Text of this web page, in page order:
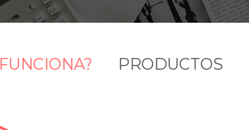
PRODUCTOS